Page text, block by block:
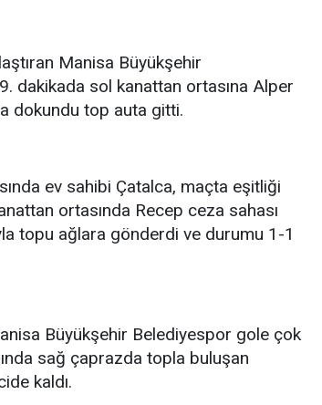
Manisa Büyükşehir
dakikada sol kanattan ortasına Alper
dokundu top auta gitti.
ev sahibi Çatalca, maçta eşitliği
ortasında Recep ceza sahası
topu ağlara gönderdi ve durumu 1-1
Büyükşehir Belediyespor gole çok
sağ çaprazda topla buluşan
kaldı.